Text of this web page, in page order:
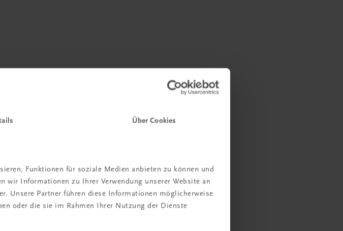
Über Cookies
Funktionen für soziale Medien anbieten zu können und
wir Informationen zu Ihrer Verwendung unserer Website an
Unsere Partner führen diese Informationen möglicherweise
oder die sie im Rahmen Ihrer Nutzung der Dienste